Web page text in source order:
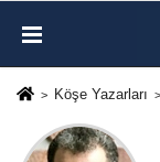
Köşe Yazarları